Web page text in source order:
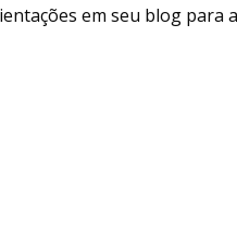
em seu blog para